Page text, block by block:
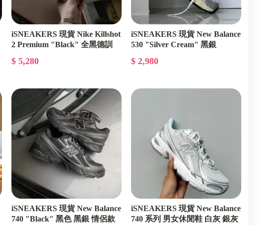
iSNEAKERS 現貨 Nike Killshot
2 Premium "Black" 全黑德訓
$ 5,280
iSNEAKERS 現貨 New Balance
530 "Silver Cream" 黑銀
$ 2,980
iSNEAKERS 現貨 New Balance
740 "Black" 黑色 黑銀 情侶款
iSNEAKERS 現貨 New Balance
740 系列 男女休閒鞋 白灰 銀灰